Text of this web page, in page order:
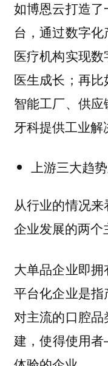
如博恩云打造
台，通过数字
医疗机构实现
医生成长；再
智能工厂、供
牙科提供工业解
上游三大趋
从行业的情况
企业发展的两个
大单品企业即
平台化企业是
对主流的口腔
建，使得使用